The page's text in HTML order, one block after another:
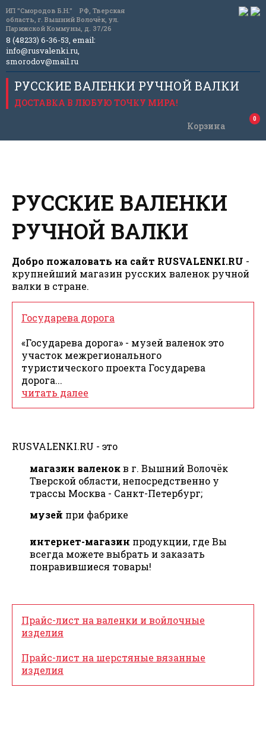
ИП "Смородов Б.Н." РФ, Тверская
область, г. Вышний Волочёк, ул.
Парижской Коммуны, д. 37/26
8 (48233) 6-36-53, email:
info@rusvalenki.ru,
smorodov@mail.ru
РУССКИЕ ВАЛЕНКИ РУЧНОЙ ВАЛКИ
ДОСТАВКА В ЛЮБУЮ ТОЧКУ МИРА!
Корзина
0
РУССКИЕ ВАЛЕНКИ
РУЧНОЙ ВАЛКИ
Добро пожаловать на сайт RUSVALENKI.RU -
крупнейший магазин русских валенок ручной
валки в стране.
Государева дорога
«Государева дорога» - музей валенок это
участок межрегионального
туристического проекта Государева
дорога...
читать далее
RUSVALENKI.RU - это
магазин валенокв г. Вышний Волочёк
Тверской области, непосредственно у
трассы Москва - Санкт-Петербург;
музей при фабрике
интернет-магазин продукции, где Вы
всегда можете выбрать и заказать
понравившиеся товары!
Прайс-лист на валенки и войлочные
изделия
Прайс-лист на шерстяные вязанные
изделия